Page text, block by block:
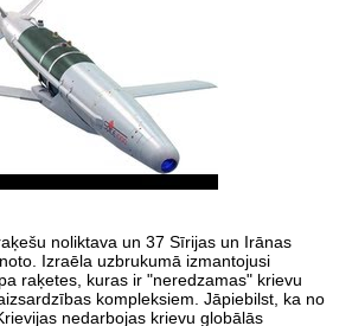
noliktava un 37 Sīrijas un Irānas
Izraēla uzbrukumā izmantojusi
raķetes, kuras ir "neredzamas" krievu
kompleksiem. Jāpiebilst, ka no
nedarbojas krievu globālās